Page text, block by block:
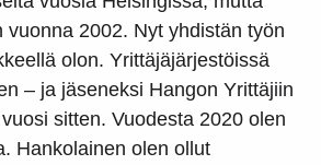
vuonna 2002. Nyt yhdistän työn
olon. Yrittäjäjärjestöissä
– ja jäseneksi Hangon Yrittäjiin
sitten. Vuodesta 2020 olen
Hankolainen olen ollut